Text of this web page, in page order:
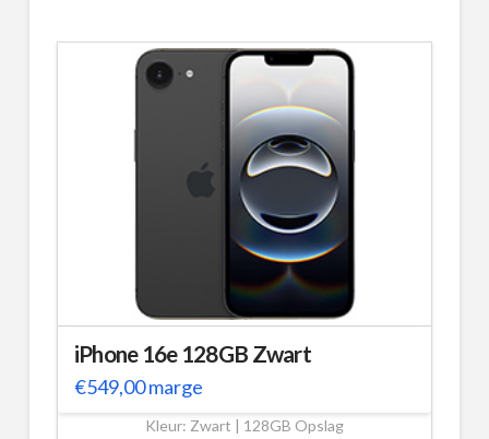
iPhone 16e 128GB Zwart
€549,00marge
Kleur: Zwart | 128GB Opslag